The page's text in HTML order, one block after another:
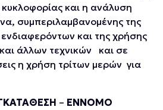
και η ανάλυση
συμπεριλαμβανομένης της
και της χρήσης
άλλων τεχνικών και σε
η χρήση τρίτων μερών για
– ΕΝΝΟΜΟ